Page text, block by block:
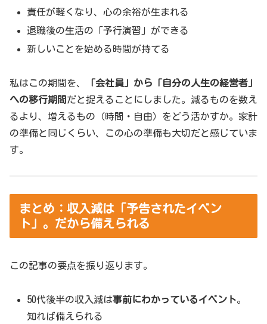
責任が軽くなり、心の余裕が生まれる
退職後の生活の「予行演習」ができる
新しいことを始める時間が持てる
私はこの期間を、
「会社員」から「自分の人生の経営者」
への移行期間 だと捉えることにしました。減るものを数え
るより、増えるもの（時間・自由）をどう活かすか。家計
の準備と同じくらい、この心の準備も大切だと感じていま
す。
まとめ：収入減は「予告されたイベン
ト」。だから備えられる
この記事の要点を振り返ります。
50代後半の収入減は事前にわかっているイベント。
知れば備えられる